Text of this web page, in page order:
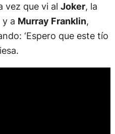
vez que vi al Joker, la
a Murray Franklin,
‘Espero que este tío